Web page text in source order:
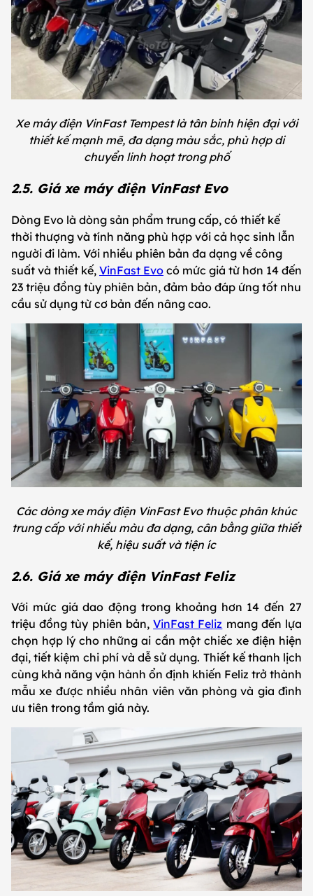
Xe máy điện VinFast Tempest là tân binh hiện đại với
thiết kế mạnh mẽ, đa dạng màu sắc, phù hợp di
chuyển linh hoạt trong phố
2.5. Giá xe máy điện VinFast Evo
Dòng Evo là dòng sản phẩm trung cấp, có thiết kế
thời thượng và tính năng phù hợp với cả học sinh lẫn
người đi làm. Với nhiều phiên bản đa dạng về công
suất và thiết kế, VinFast Evo có mức giá từ hơn 14 đến
23 triệu đồng tùy phiên bản, đảm bảo đáp ứng tốt nhu
cầu sử dụng từ cơ bản đến nâng cao.
Các dòng xe máy điện VinFast Evo thuộc phân khúc
trung cấp với nhiều màu đa dạng, cân bằng giữa thiết
kế, hiệu suất và tiện íc
2.6. Giá xe máy điện VinFast Feliz
Với mức giá dao động trong khoảng hơn 14 đến 27
triệu đồng tùy phiên bản,VinFast Feliz mang đến lựa
chọn hợp lý cho những ai cần một chiếc xe điện hiện
đại, tiết kiệm chi phí và dễ sử dụng. Thiết kế thanh lịch
cùng khả năng vận hành ổn định khiến Feliz trở thành
mẫu xe được nhiều nhân viên văn phòng và gia đình
ưu tiên trong tầm giá này.